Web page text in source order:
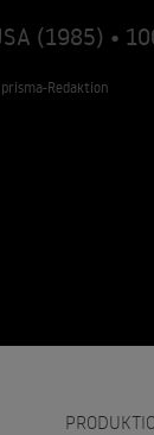
(1985) •
prisma-Redaktion